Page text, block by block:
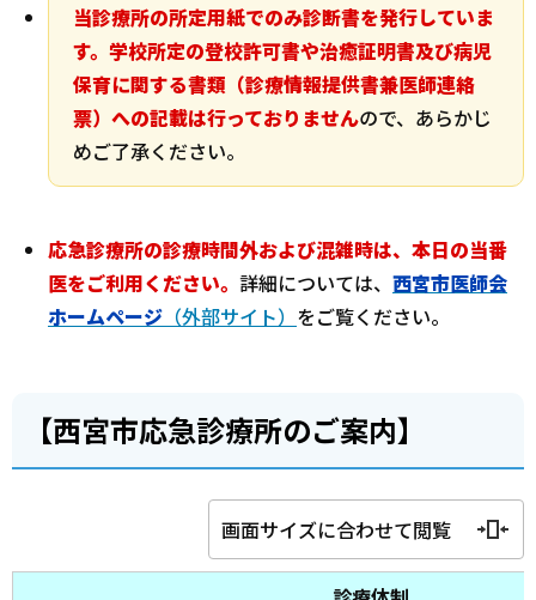
当診療所の所定用紙でのみ診断書を発行していま
す。学校所定の登校許可書や治癒証明書及び病児
保育に関する書類（診療情報提供書兼医師連絡
票）への記載は行っておりませんので、あらかじ
めご了承ください。
応急診療所の診療時間外および混雑時は、本日の当番
医をご利用ください。 詳細については、 西宮市医師会
ホームページ （外部サイト） をご覧ください。
【西宮市応急診療所のご案内】
画面サイズに合わせて閲覧